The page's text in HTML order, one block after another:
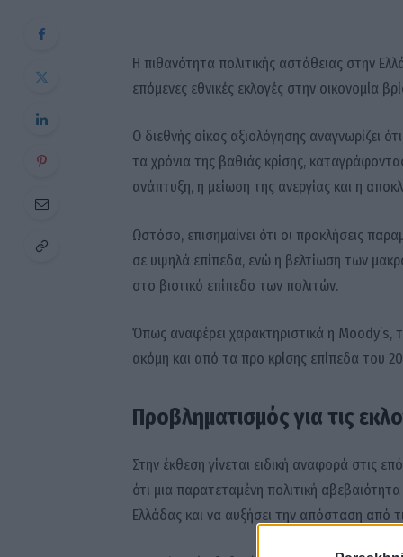
Η πιθανότητα πολιτικής αστάθειας στην
επόμενες εθνικές εκλογές στην οικονομία
Ο διεθνής οίκος αξιολόγησης αναγνωρίζει
τα χρόνια της βαθιάς κρίσης,
ανάπτυξη, η μείωση της ανεργίας και η
Ωστόσο, επισημαίνει ότι οι προκλήσεις
σε υψηλά επίπεδα, ενώ η βελτίωση των
στο βιοτικό επίπεδο των πολιτών.
Όπως αναφέρει χαρακτηριστικά η
ακόμη και από τα προ κρίσης επίπεδα του
Προβληματισμός για τις
Στην έκθεση γίνεται ειδική αναφορά στις
ότι μια παρατεταμένη πολιτική
Ελλάδας και να αυξήσει την απόσταση από